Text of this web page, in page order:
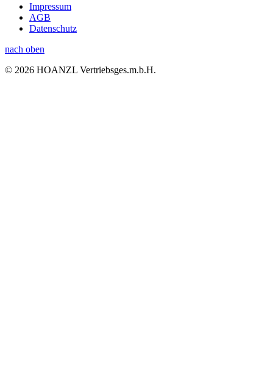
Impressum
AGB
Datenschutz
nach oben
© 2026 HOANZL Vertriebsges.m.b.H.